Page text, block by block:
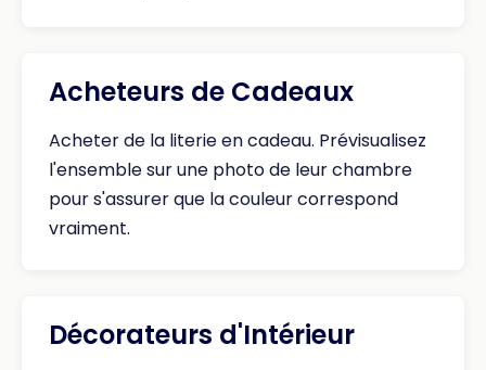
Acheteurs de Cadeaux
Acheter de la literie en cadeau. Prévisualisez
l'ensemble sur une photo de leur chambre
pour s'assurer que la couleur correspond
vraiment.
Décorateurs d'Intérieur